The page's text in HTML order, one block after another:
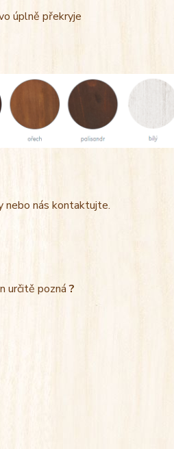
úplně překryje
nebo nás kontaktujte.
určitě pozná?